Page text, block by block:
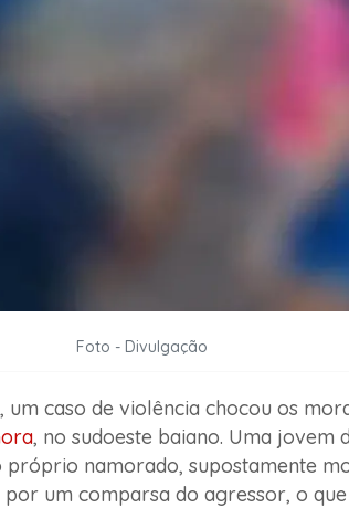
Foto - Divulgação
caso de violência chocou os
, no sudoeste baiano. Uma jovem
namorado, supostamente
um comparsa do agressor, o